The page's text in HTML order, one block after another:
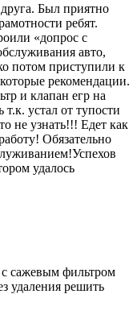
Был приятно
ребят.
«допрос с
авто,
потом приступили к
рекомендации.
и клапан егр на
устал от тупости
не узнать!!! Едет как
Обязательно
удалось
сажевым фильтром
удаления решить